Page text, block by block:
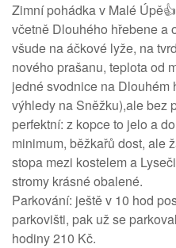
Zimní pohádka v Malé
včetně Dlouhého hřebene a
všude na áčkové lyže, na
nového prašanu, teplota od
jedné svodnice na Dlouhém
výhledy na Sněžku),ale bez
perfektní: z kopce to jelo a
minimum, běžkařů dost, ale
stopa mezi kostelem a
stromy krásné obalené.
Parkování: ještě v 10 hod
parkovišti, pak už se
hodiny 210 Kč.